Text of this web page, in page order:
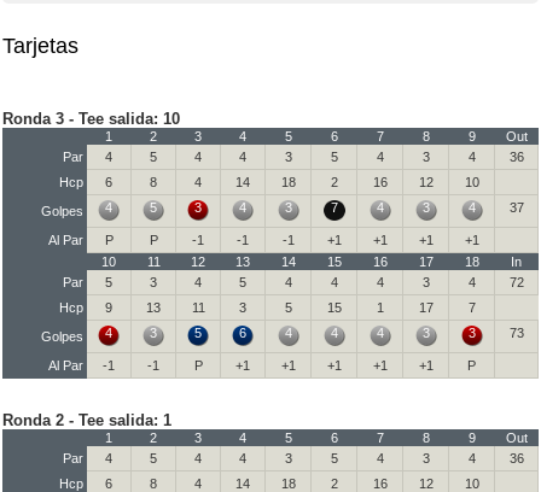
Tarjetas
Ronda 3 - Tee salida: 10
1 2 3 4 5 6 7 8 9
Out
Par
4 5 4 4 3 5 4 3 4
36
Hcp
6 8 4 14 18 2 16 12
10
Golpes
4 5 3 4 3 7 4 3 4 37
Al Par P P -1 -1 -1 +1 +1 +1
+1
10
11 12 13 14 15 16 17 18
In
Par
5 3 4 5 4 4 4 3 4
72
Hcp
9 13 11 3 5 15 1 17
7
Golpes
4 3 5 6 4 4 4 3 3 73
Al Par -1 -1 P +1 +1 +1 +1 +1 P
Ronda 2 - Tee salida: 1
1 2 3 4 5 6 7 8 9
Out
Par
4 5 4 4 3 5 4 3 4
36
Hcp
6 8 4 14 18 2 16 12
10